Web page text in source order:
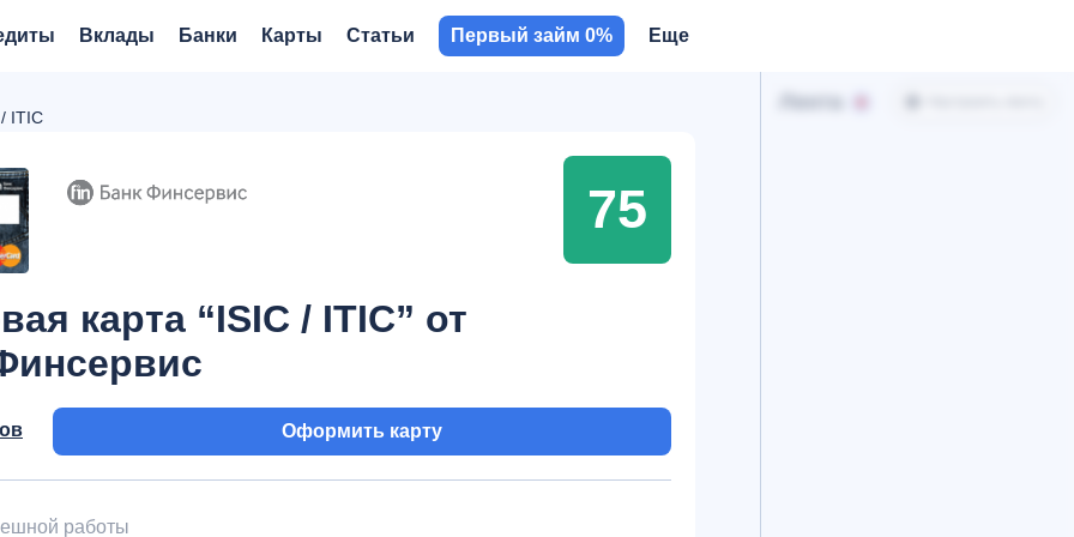
Вклады Банки Карты Статьи Первый займ 0% Еще
ITIC
карта “ISIC / ITIC” от
75
Оформить карту
работы
Лента